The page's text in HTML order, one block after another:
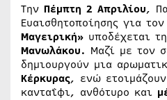
Την Πέμπτη 2 Απριλίου,
Ευαισθητοποίησης για
Μαγειρική» υποδέχεται
Μανωλάκου. Μαζί με τον
δημιουργούν μια
Κέρκυρας, ενώ
κανταΐφι, ανθότυρο και